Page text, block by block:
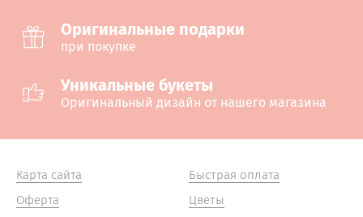
Оригинальные подарки
при покупке
Уникальные букеты
Оригинальный дизайн от нашего магазина
Карта сайта
Оферта
Быстрая оплата
Цветы